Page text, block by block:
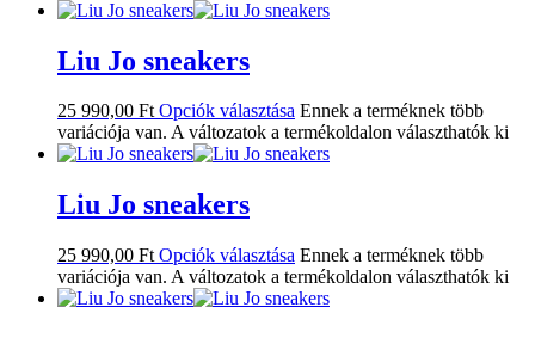
Liu Jo sneakers
25 990,00 Ft Opciók választása Ennek a terméknek több
variációja van. A változatok a termékoldalon választhatók ki
Liu Jo sneakers
25 990,00 Ft Opciók választása Ennek a terméknek több
variációja van. A változatok a termékoldalon választhatók ki